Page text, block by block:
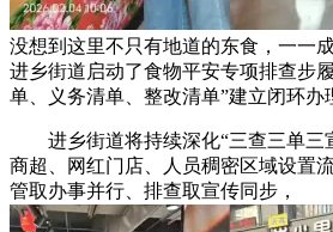
没想到这里不只有地道的东食，一一
进乡街道启动了食物平安专项排查步
单、义务清单、整改清单”建立闭环办
进乡街道将持续深化“三查三单三
商超、网红门店、人员稠密区域设置
管取办事并行、排查取宣传同步，